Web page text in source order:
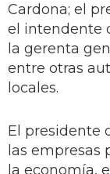
Cardona; el
el intendente
la gerenta
entre otras
locales.
El presidente
las empresas
la economía,